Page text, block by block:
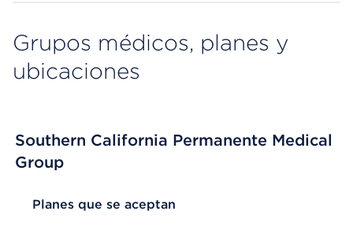
Grupos médicos, planes y
ubicaciones
Southern California Permanente Medical
Group
List Header Planes que se aceptan
Planes que se aceptan